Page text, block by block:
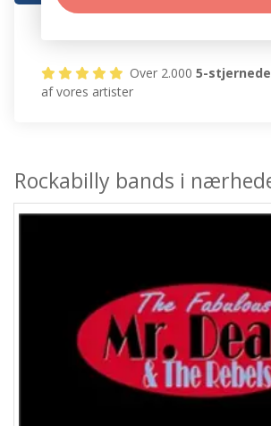
Over 2.0005-stjernede
af vores artister
Rockabilly bands i